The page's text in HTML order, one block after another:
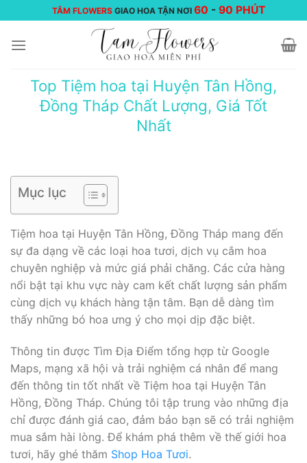
đến
nội
TÂM FLOWERS GIAO HOA TẬN NƠI 60 -90 PHÚT
Top Tiệm hoa tại Huyện Tân Hồng,
Đồng Tháp Chất Lượng, Giá Tốt
Nhất
Mục lục
Tiệm hoa tại Huyện Tân Hồng, Đồng Tháp mang đến
sự đa dạng về các loại hoa tươi, dịch vụ cắm hoa
chuyên nghiệp và mức giá phải chăng. Các cửa hàng
nổi bật tại khu vực này cam kết chất lượng sản phẩm
cùng dịch vụ khách hàng tận tâm. Bạn dễ dàng tìm
thấy những bó hoa ưng ý cho mọi dịp đặc biệt.
Thông tin được Tìm Địa Điểm tổng hợp từ Google
Maps, mạng xã hội và trải nghiệm cá nhân để mang
đến thông tin tốt nhất về Tiệm hoa tại Huyện Tân
Hồng, Đồng Tháp. Chúng tôi tập trung vào những địa
chỉ được đánh giá cao, đảm bảo bạn sẽ có trải nghiệm
mua sắm hài lòng. Để khám phá thêm về thế giới hoa
tươi, hãy ghé thăm Shop Hoa Tươi.